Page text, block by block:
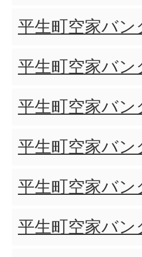
平生町空家バン
平生町空家バン
平生町空家バン
平生町空家バン
平生町空家バン
平生町空家バン